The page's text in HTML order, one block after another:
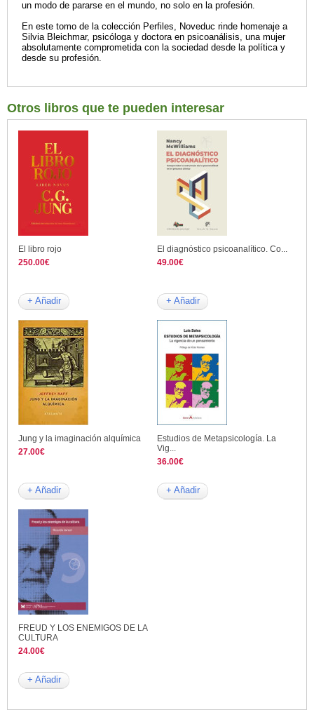
un modo de pararse en el mundo, no solo en la profesión.
En este tomo de la colección Perfiles, Noveduc rinde homenaje a
Silvia Bleichmar, psicóloga y doctora en psicoanálisis, una mujer
absolutamente comprometida con la sociedad desde la política y
desde su profesión.
Otros libros que te pueden interesar
El libro rojo
250.00€
+ Añadir
El diagnóstico psicoanalítico. Co...
49.00€
+ Añadir
Jung y la imaginación alquímica
27.00€
+ Añadir
Estudios de Metapsicología. La
Vig...
36.00€
+ Añadir
FREUD Y LOS ENEMIGOS DE LA
CULTURA
24.00€
+ Añadir